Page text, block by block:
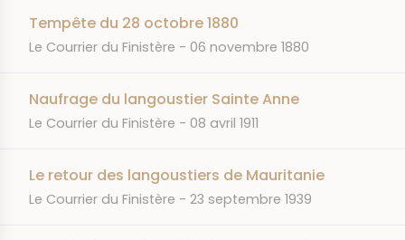
Tempête du 28 octobre 1880
JOURNAL
Le Courrier du Finistère DATE
06 novembre 1880
Naufrage du langoustier Sainte Anne
JOURNAL
Le Courrier du Finistère DATE
08 avril 1911
Le retour des langoustiers de Mauritanie
JOURNAL
Le Courrier du Finistère DATE
23 septembre 1939